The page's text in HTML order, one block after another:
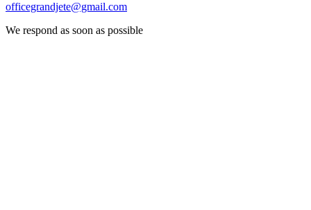
officegrandjete@gmail.com
We respond as soon as possible